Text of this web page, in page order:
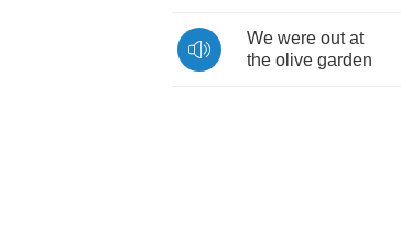
We were out at
the olive garden